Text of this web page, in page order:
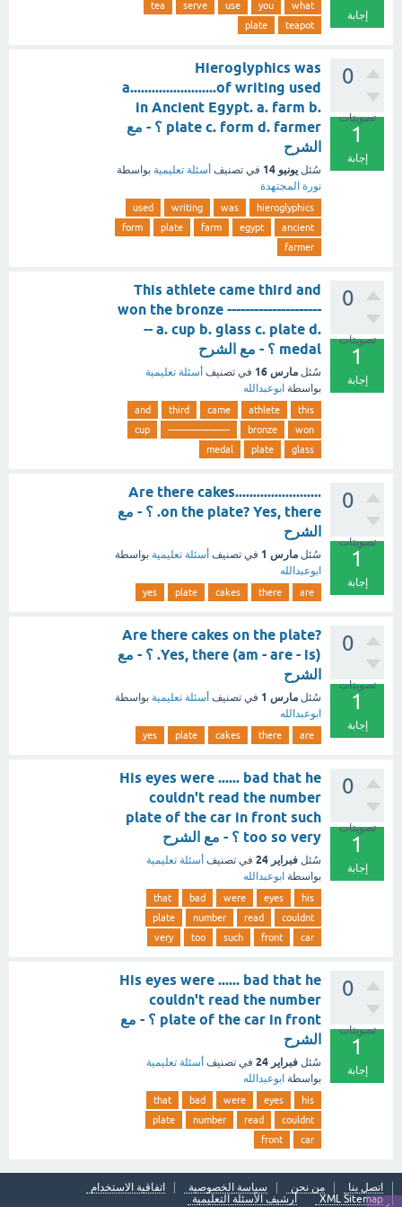
إجابة
what
you
use
serve
tea
teapot
plate
0
تصويتات
1
إجابة
Hieroglyphics was
a........................of writing used
in Ancient Egypt. a. farm b.
plate c. form d. farmer ؟ - مع
الشرح
سُئل يونيو 14 في تصنيف أسئلة تعليمية بواسطة
نورة المجتهدة
hieroglyphics
was
writing
used
ancient
egypt
farm
plate
form
farmer
0
تصويتات
1
إجابة
This athlete came third and
won the bronze ---------------------
-- a. cup b. glass c. plate d.
medal ؟ - مع الشرح
سُئل مارس 16 في تصنيف أسئلة تعليمية
بواسطة ابوعبدالله
this
athlete
came
third
and
won
bronze
-----------------------
cup
glass
plate
medal
0
تصويتات
1
إجابة
........................Are there cakes
on the plate? Yes, there. ؟ - مع
الشرح
سُئل مارس 1 في تصنيف أسئلة تعليمية بواسطة
ابوعبدالله
are
there
cakes
plate
yes
0
تصويتات
1
إجابة
Are there cakes on the plate?
Yes, there (am - are - is). ؟ - مع
الشرح
سُئل مارس 1 في تصنيف أسئلة تعليمية بواسطة
ابوعبدالله
are
there
cakes
plate
yes
0
تصويتات
1
إجابة
His eyes were ...... bad that he
couldn't read the number
plate of the car in front such
too so very ؟ - مع الشرح
سُئل فبراير 24 في تصنيف أسئلة تعليمية
بواسطة ابوعبدالله
his
eyes
were
bad
that
couldnt
read
number
plate
car
front
such
too
very
0
تصويتات
1
إجابة
His eyes were ...... bad that he
couldn't read the number
plate of the car in front ؟ - مع
الشرح
سُئل فبراير 24 في تصنيف أسئلة تعليمية
بواسطة ابوعبدالله
his
eyes
were
bad
that
couldnt
read
number
plate
car
front
اتصل بنا من نحن سياسة الخصوصية
اتفاقية الاستخدام
XML Sitemap
أرشيف الأسئلة التعليمية